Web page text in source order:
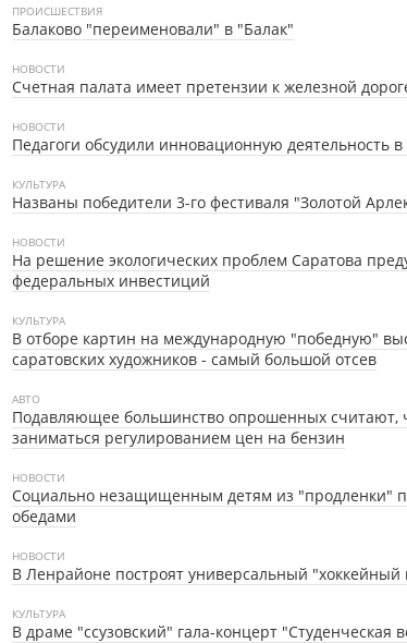
ПРОИСШЕСТВИЯ
Балаково "переименовали" в "Балак"
НОВОСТИ
Счетная палата имеет претензии к железной
НОВОСТИ
Педагоги обсудили инновационную деятельность
КУЛЬТУРА
Названы победители 3-го фестиваля "Золотой
НОВОСТИ
На решение экологических проблем Саратова
федеральных инвестиций
КУЛЬТУРА
В отборе картин на международную "победную"
саратовских художников - самый большой отсев
АВТО
Подавляющее большинство опрошенных считают,
заниматься регулированием цен на бензин
НОВОСТИ
Социально незащищенным детям из "продленки"
обедами
НОВОСТИ
В Ленрайоне построят универсальный "хоккейный
КУЛЬТУРА
В драме "ссузовский" гала-концерт "Студенческая